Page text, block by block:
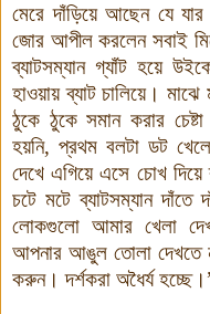
মেরে দাঁড়িয়ে আছেন যে
জোর আপীল করলেন সবাই
ব্যাটসম্যান গ্যাঁট হয়ে
হাওয়ায় ব্যাট চালিয়ে।
ঠুকে ঠুকে সমান করার
হয়নি, প্রথম বলটা ডট
দেখে এগিয়ে এসে চোখ দিয়ে
চটে মটে ব্যাটসম্যান দাঁতে
লোকগুলো আমার খেলা
আপনার আঙুল তোলা দেখতে
করুন। দর্শকরা অধৈর্য